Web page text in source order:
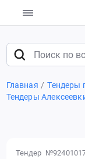
Главная Тендеры
Тендеры
Тендер